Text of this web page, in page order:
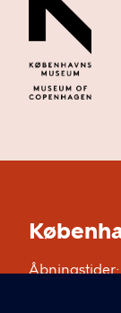
Åbningstider: